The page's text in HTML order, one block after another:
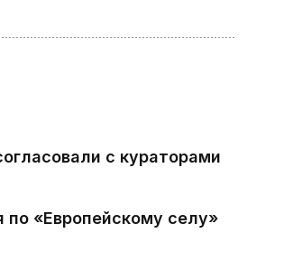
с кураторами
«Европейскому селу»